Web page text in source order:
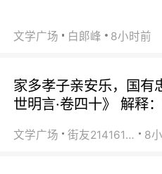
文学广场 白郞峰 8小时前
家多孝子亲安乐，国有
世明言·卷四十》 解释
文学广场 街友21416156 8